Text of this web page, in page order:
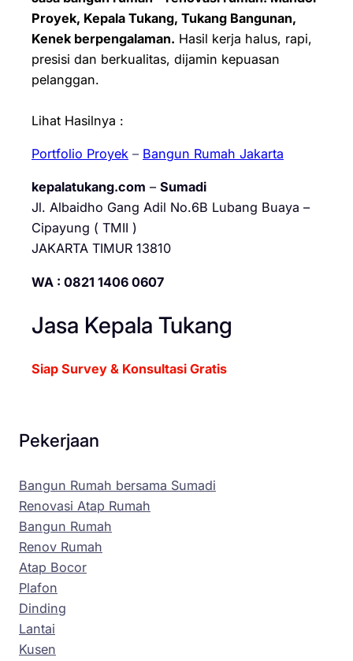
Proyek, Kepala Tukang, Tukang Bangunan,
Kenek berpengalaman. Hasil kerja halus, rapi,
presisi dan berkualitas, dijamin kepuasan
pelanggan.
Lihat Hasilnya :
Portfolio Proyek – Bangun Rumah Jakarta
kepalatukang.com – Sumadi
Jl. Albaidho Gang Adil No.6B Lubang Buaya –
Cipayung ( TMII )
JAKARTA TIMUR 13810
WA : 0821 1406 0607
Jasa Kepala Tukang
Siap Survey & Konsultasi Gratis
Pekerjaan
Bangun Rumah bersama Sumadi
Renovasi Atap Rumah
Bangun Rumah
Renov Rumah
Atap Bocor
Plafon
Dinding
Lantai
Kusen